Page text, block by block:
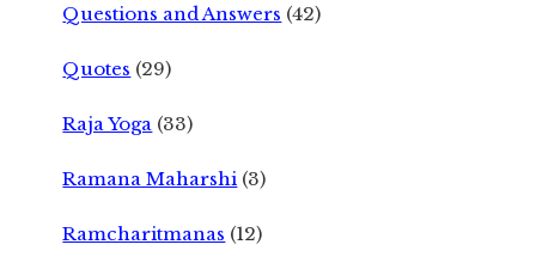
Questions and Answers (42)
Quotes (29)
Raja Yoga (33)
Ramana Maharshi (3)
Ramcharitmanas (12)